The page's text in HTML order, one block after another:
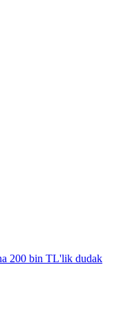
200 bin TL'lik dudak